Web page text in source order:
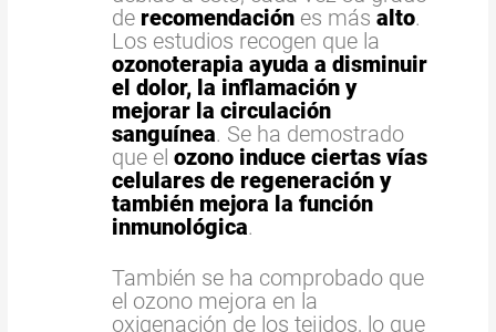
de recomendación es másalto.
Los estudios recogen que la
ozonoterapia ayuda a disminuir
el dolor, la inflamación y
mejorar la circulación
sanguínea. Se ha demostrado
que elozono induce ciertas vías
celulares de regeneración y
también mejora la función
inmunológica.
También se ha comprobado que
el ozono mejora en la
oxigenación de los tejidos, lo que